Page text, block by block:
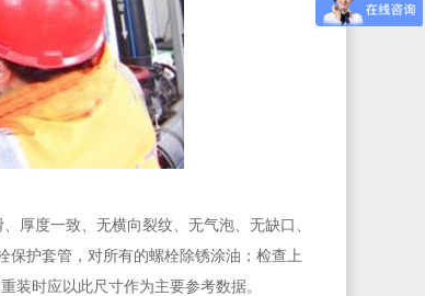
厚度一致、无横向裂纹、无气泡、无缺口、
护套管，对所有的螺栓除锈涂油；检查上
装时应以此尺寸作为主要参考数据。